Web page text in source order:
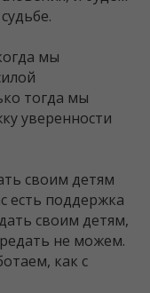
мы
тогда мы
уверенности
своим детям
есть поддержка
своим детям,
не можем.
как с